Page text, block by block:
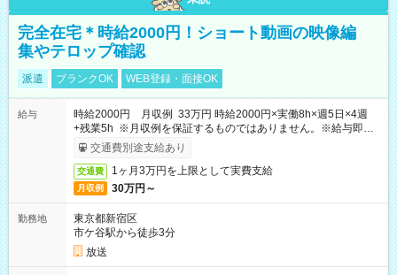
完全在宅＊時給2000円！ショート動画の映像編
集やテロップ確認
派遣 ブランクOK WEB登録・面接OK
給与
時給2000円 月収例 33万円 時給2000円×実働8h×週5日×4週
+残業5h ※月収例を保証するものではありません。※給与即受
取りサービス利用可（利用条件有）
交通費別途支給あり
交通費 1ヶ月3万円を上限として実費支給
月収例 30万円～
勤務地
東京都新宿区
市ケ谷駅から徒歩3分
放送